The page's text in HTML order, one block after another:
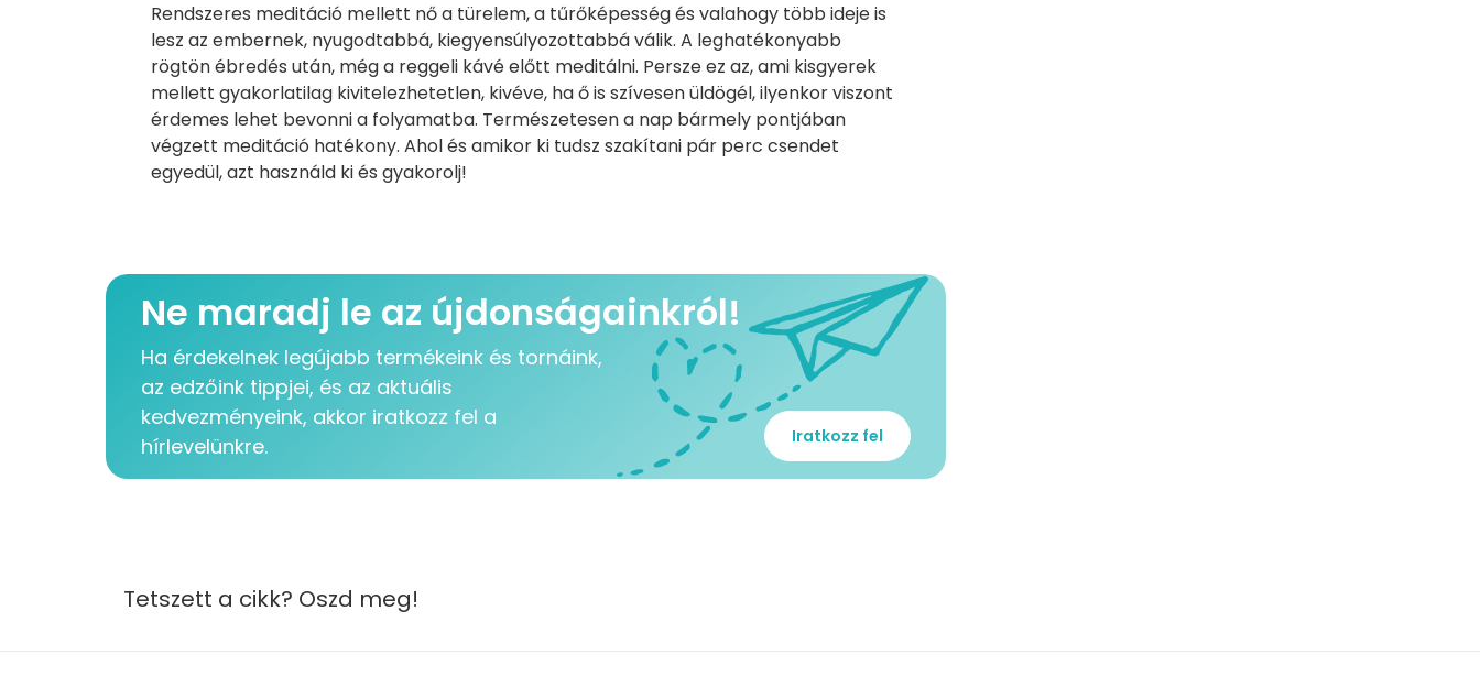
Rendszeres meditáció mellett nő a türelem, a tűrőképesség és valahogy több ideje is
lesz az embernek, nyugodtabbá, kiegyensúlyozottabbá válik. A leghatékonyabb
rögtön ébredés után, még a reggeli kávé előtt meditálni. Persze ez az, ami kisgyerek
mellett gyakorlatilag kivitelezhetetlen, kivéve, ha ő is szívesen üldögél, ilyenkor viszont
érdemes lehet bevonni a folyamatba. Természetesen a nap bármely pontjában
végzett meditáció hatékony. Ahol és amikor ki tudsz szakítani pár perc csendet
egyedül, azt használd ki és gyakorolj!
Ne maradj le az újdonságainkról!
Ha érdekelnek legújabb termékeink és tornáink,
az edzőink tippjei, és az aktuális
kedvezményeink, akkor iratkozz fel a
hírlevelünkre.
Iratkozz fel
Tetszett a cikk? Oszd meg!